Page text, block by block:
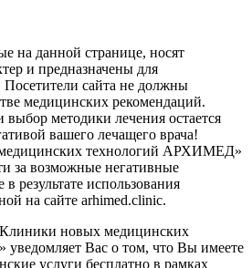
на данной странице, носят
и предназначены для
Посетители сайта не должны
медицинских рекомендаций.
выбор методики лечения остается
вашего лечащего врача!
технологий АРХИМЕД»
за возможные негативные
результате использования
на сайте arhimed.clinic.
новых медицинских
Вас о том, что Вы имеете
услуги бесплатно в рамках